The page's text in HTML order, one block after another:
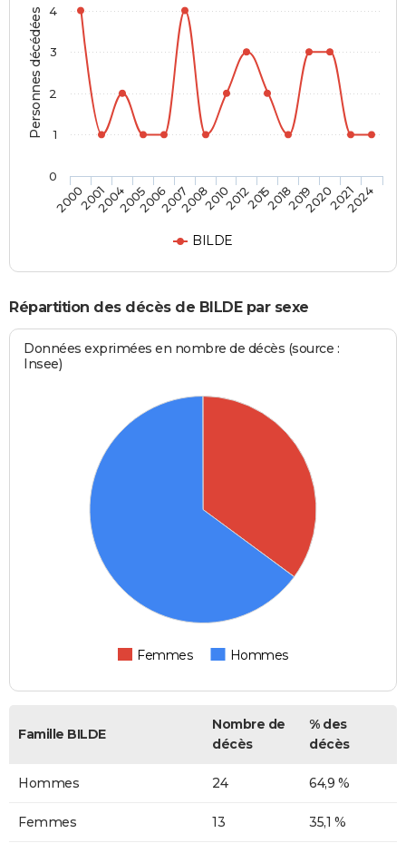
Personnes décédées
BILDE
200020012004200520062007200820102012201520182019202020212024
0
1
2
3
4
Répartition des décès de BILDE par sexe
Données exprimées en nombre de décès (source :
Insee)
Femmes Hommes
Famille BILDE
Nombre de
décès
% des
décès
Hommes 24 64,9 %
Femmes 13 35,1 %